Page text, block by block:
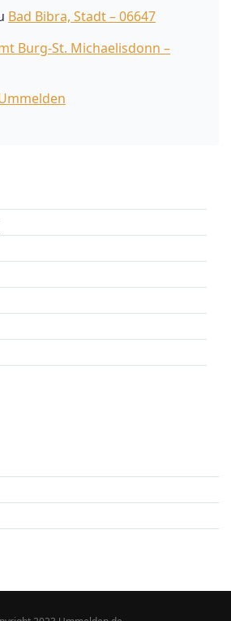
Bad Bibra, Stadt – 06647
Burg-St. Michaelisdonn –